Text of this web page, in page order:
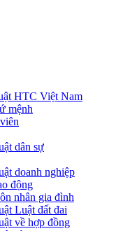
HTC Việt Nam
mệnh
dân sự
doanh nghiệp
động
nhân gia đình
Luật đất đai
về hợp đồng